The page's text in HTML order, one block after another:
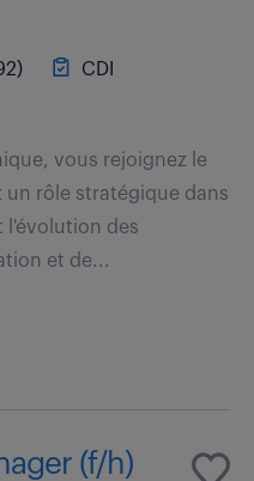
CDI
vous rejoignez le
un rôle stratégique dans
l'évolution des
et de...
(f/h)